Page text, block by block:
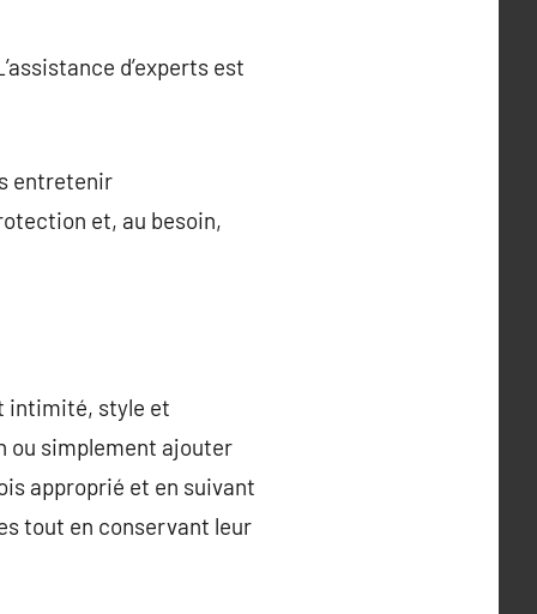
d’experts est
entretenir
et, au besoin,
intimité, style et
ou simplement ajouter
approprié et en suivant
tout en conservant leur